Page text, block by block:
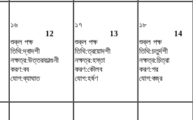
১৬
12
শুক্ল পক্ষ
তিথি:দ্বাদশী
নক্ষত্র:উত্তরফাল্গুনী
করণ:বব
যোগ:ব্যাঘাত
১৭
13
শুক্ল পক্ষ
তিথি:ত্রয়োদশী
নক্ষত্র:হস্তা
করণ:কৌলব
যোগ:হর্ষণ
১৮
14
শুক্ল পক্ষ
তিথি:চতুর্দশী
নক্ষত্র:চিত্রা
করণ:গর
যোগ:বজ্র